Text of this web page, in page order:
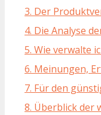
3. Der
4. Die Analyse
5. Wie verwalte
6. Meinungen,
7. Für den
8. Überblick der